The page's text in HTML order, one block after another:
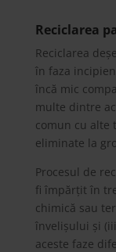
Reciclarea
Reciclarea
în faza
încă mic
multe dintre
comun cu alte
eliminate la
Procesul de
fi împărțit în
chimică sau
învelișului și
aceste faze